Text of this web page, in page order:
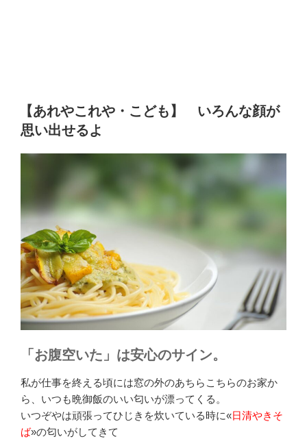
【あれやこれや・こども】 いろんな顔が
思い出せるよ
「お腹空いた」は安心のサイン。
私が仕事を終える頃には窓の外のあちらこちらのお家か
ら、いつも晩御飯のいい匂いが漂ってくる。
いつぞやは頑張ってひじきを炊いている時に«日清やきそ
ば»の匂いがしてきて